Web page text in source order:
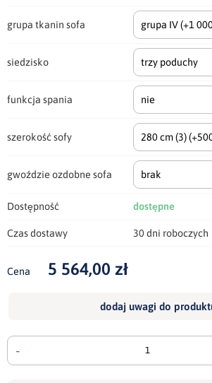
grupa tkanin sofa grupa IV(+1
siedzisko trzy poduchy
funkcja spania nie
szerokość sofy 280 cm(3)
gwoździe ozdobne sofa brak
Dostępność dostępne
Czas dostawy 30 dni roboczych
Cena 5 564,00 zł
dodaj uwagi do
-